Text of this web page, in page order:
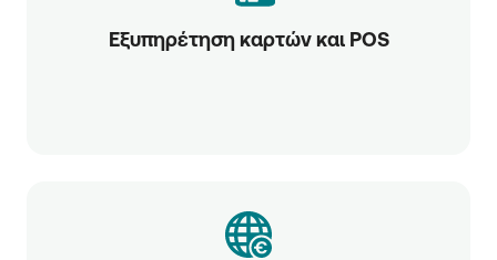
Εξυπηρέτηση καρτών και POS